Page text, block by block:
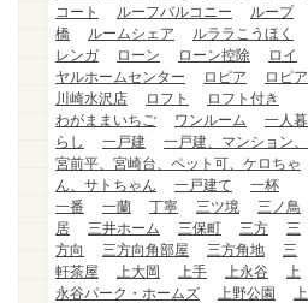
コート
ルーフバルコニー
ループ
橋
ルームシェア
ルララこうほく
レンガ
ローン ローン控除
ロイ
ヤルホームセンター
ロピア
ロピア
川崎水沢店
ロフト
ロフト付き
わがままいちご
ワンルーム
一人暮
らし
一戸建
一戸建、マンション、
宮前平、宮崎台、ペット可、ケロちゃ
ん、サトちゃん
一戸建て
一杯
一番
一蘭 丁寧 三ツ境
三ノ鳥
居
三井ホーム 三保町 三方
三
方向
三方向角部屋 三方角地
三
軒茶屋
上大岡 上手 上永谷
上
永谷パーク・ホームズ
上野公園
上